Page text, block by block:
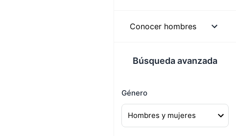
Mujeres lindas
Mujeres buscando
hombres
Mujeres buscando pareja
Conocer hombres
Hombres guapos
Hombres buscando
Búsqueda avanzada
Género